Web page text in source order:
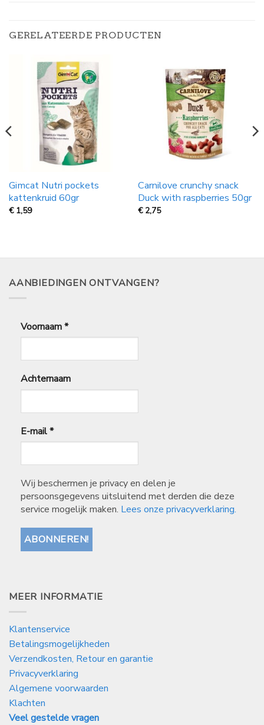
GERELATEERDE PRODUCTEN
Gimcat Nutri pockets
kattenkruid 60gr
€ 1,59
Carnilove crunchy snack
Duck with raspberries 50gr
€ 2,75
AANBIEDINGEN ONTVANGEN?
Voornaam*
Achternaam
E-mail*
Wij beschermen je privacy en delen je
persoonsgegevens uitsluitend met derden die deze
service mogelijk maken. Lees onze privacyverklaring.
MEER INFORMATIE
Klantenservice
Betalingsmogelijkheden
Verzendkosten, Retour en garantie
Privacyverklaring
Algemene voorwaarden
Klachten
Veel gestelde vragen